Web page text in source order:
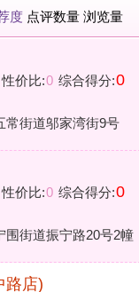
湾街9号
20号2幢
合得分:0
号
合得分:0